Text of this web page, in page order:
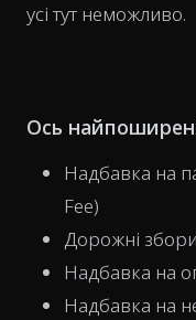
усі тут неможливо.
Ось
Надбавка на
Fee)
Дорожні збори
Надбавка на
Надбавка на